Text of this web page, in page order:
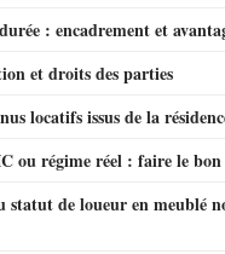
: encadrement et
et droits des parties
locatifs issus de la
ou régime réel : faire le
statut de loueur en meublé